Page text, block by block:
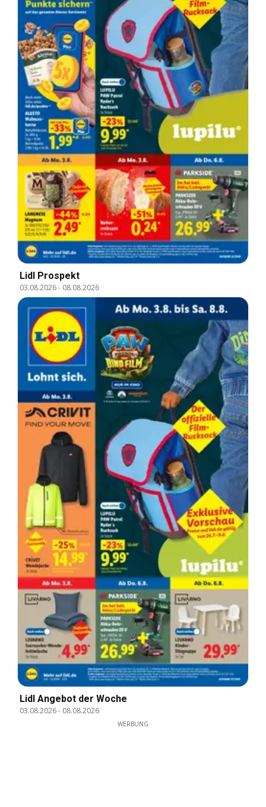
Lidl Prospekt
03.08.2026- 08.08.2026
Lidl Angebot der Woche
03.08.2026- 08.08.2026
WERBUNG